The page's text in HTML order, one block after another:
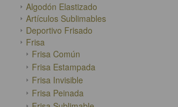
Algodón Elastizado
Artículos Sublimables
Deportivo Frisado
Frisa
Frisa Común
Frisa Estampada
Frisa Invisible
Frisa Peinada